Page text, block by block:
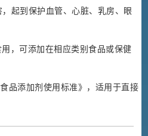
起到保护血管、心脏、乳房、眼
，可添加在相应类别食品或保健
品添加剂使用标准》，适用于直接